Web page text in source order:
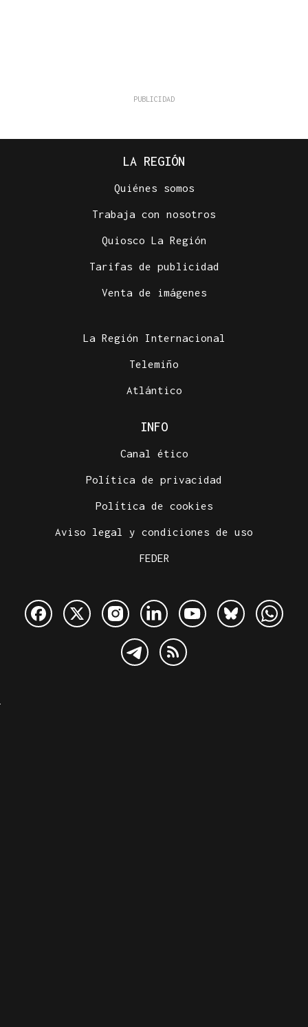
LA REGIÓN
Quiénes somos
Trabaja con nosotros
Quiosco La Región
Tarifas de publicidad
Venta de imágenes
La Región Internacional
Telemiño
Atlántico
INFO
Canal ético
Política de privacidad
Política de cookies
Aviso legal y condiciones de uso
FEDER